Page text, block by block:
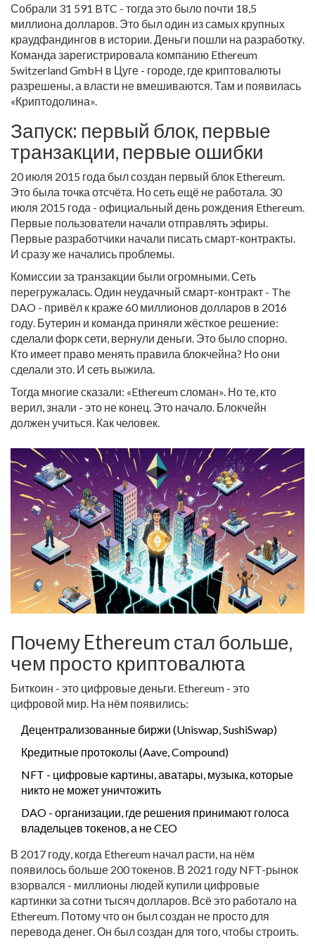
Собрали 31 591 BTC - тогда это было почти 18,5
миллиона долларов. Это был один из самых крупных
краудфандингов в истории. Деньги пошли на разработку.
Команда зарегистрировала компанию Ethereum
Switzerland GmbH в Цуге - городе, где криптовалюты
разрешены, а власти не вмешиваются. Там и появилась
«Криптодолина».
Запуск: первый блок, первые
транзакции, первые ошибки
20 июля 2015 года был создан первый блок Ethereum.
Это была точка отсчёта. Но сеть ещё не работала. 30
июля 2015 года - официальный день рождения Ethereum.
Первые пользователи начали отправлять эфиры.
Первые разработчики начали писать смарт-контракты.
И сразу же начались проблемы.
Комиссии за транзакции были огромными. Сеть
перегружалась. Один неудачный смарт-контракт - The
DAO - привёл к краже 60 миллионов долларов в 2016
году. Бутерин и команда приняли жёсткое решение:
сделали форк сети, вернули деньги. Это было спорно.
Кто имеет право менять правила блокчейна? Но они
сделали это. И сеть выжила.
Тогда многие сказали: «Ethereum сломан». Но те, кто
верил, знали - это не конец. Это начало. Блокчейн
должен учиться. Как человек.
Почему Ethereum стал больше,
чем просто криптовалюта
Биткоин - это цифровые деньги. Ethereum - это
цифровой мир. На нём появились:
Децентрализованные биржи (Uniswap, SushiSwap)
Кредитные протоколы (Aave, Compound)
NFT - цифровые картины, аватары, музыка, которые
никто не может уничтожить
DAO - организации, где решения принимают голоса
владельцев токенов, а не CEO
В 2017 году, когда Ethereum начал расти, на нём
появилось больше 200 токенов. В 2021 году NFT-рынок
взорвался - миллионы людей купили цифровые
картинки за сотни тысяч долларов. Всё это работало на
Ethereum. Потому что он был создан не просто для
перевода денег. Он был создан для того, чтобы строить.